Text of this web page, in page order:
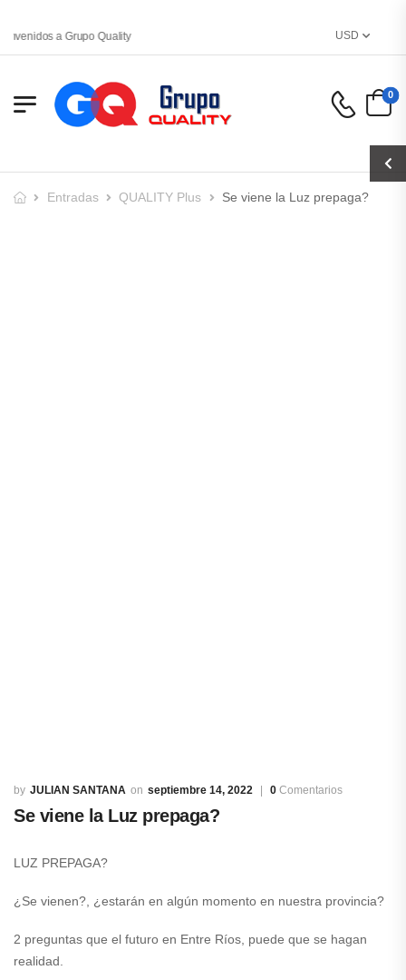
a Grupo Quality USD
0
Entradas QUALITY Plus Se viene la Luz prepaga?
JULIAN SANTANA septiembre 14, 2022 0 Comentarios
Se viene la Luz prepaga?
LUZ PREPAGA?
¿Se vienen?, ¿estarán en algún momento en nuestra provincia?
2 preguntas que el futuro en Entre Ríos, puede que se hagan
realidad.